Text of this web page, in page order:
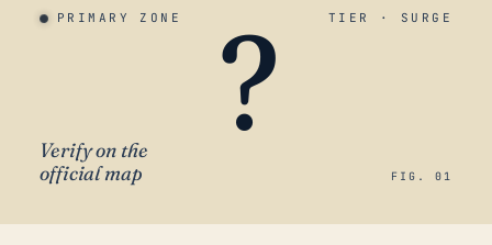
PRIMARY ZONE TIER · SURGE
?
Verify on the
official map
FIG. 01